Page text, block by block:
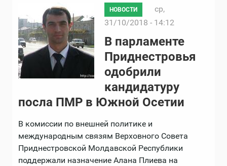
НОВОСТИ
ср,
31/10/2018 - 14:12
В парламенте
Приднестровья
одобрили
кандидатуру
посла ПМР в Южной Осетии
В комиссии по внешней политике и
международным связям Верховного Совета
Приднестровской Молдавской Республики
поддержали назначение Алана Плиева на